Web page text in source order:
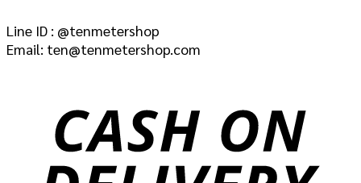
Line ID : @tenmetershop
Email: ten@tenmetershop.com